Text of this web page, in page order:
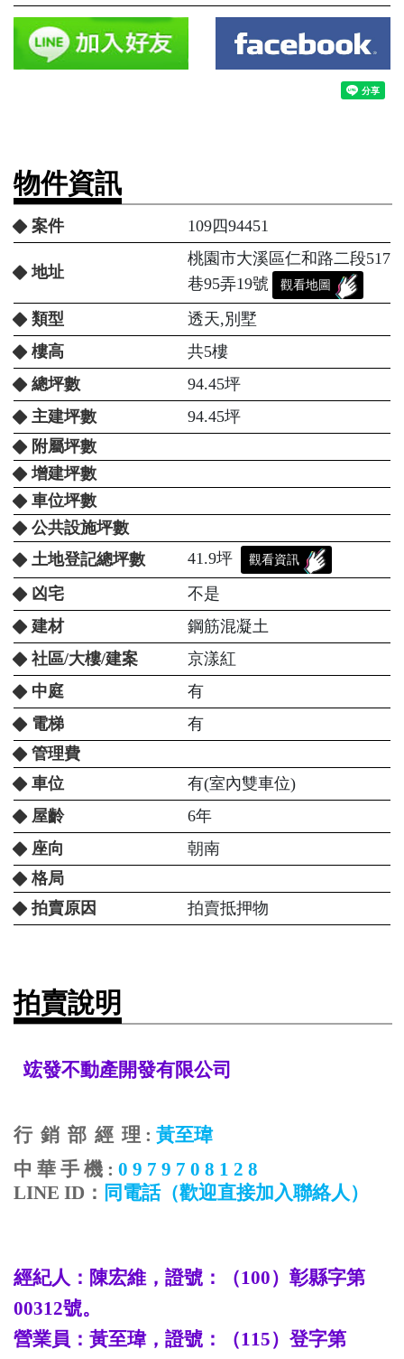
物件資訊
案件 109四94451
地址
桃園市大溪區仁和路二段517
巷95弄19號
觀看地圖
類型
透天,別墅
樓高
共5樓
總坪數
94.45坪
主建坪數
94.45坪
附屬坪數
增建坪數
車位坪數
公共設施坪數
土地登記總坪數
41.9坪 觀看資訊
凶宅
不是
建材
鋼筋混凝土
社區/大樓/建案
京漾紅
中庭
有
電梯
有
管理費
車位
有(室內雙車位)
屋齡
6年
座向
朝南
格局
拍賣原因
拍賣抵押物
拍賣說明
竤發不動產開發有限公司
行 銷 部 經 理 : 黃至瑋
中 華 手 機 : 0 9 7 9 7 0 8 1 2 8
LINE ID ： 同電話（歡迎直接加入聯絡人）
經紀人：陳宏維，證號：（100）彰縣字第
00312號。
營業員： 黃至瑋，證號：（115）登字第